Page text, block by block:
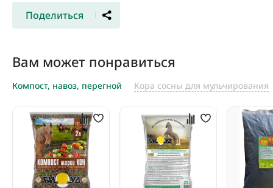
Поделиться
Вам может понравиться
Компост, навоз, перегной Кора сосны для мульчирования